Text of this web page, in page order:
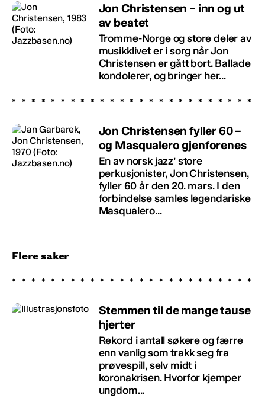
Jon Christensen – inn og ut
av beatet
Tromme-Norge og store deler av
musikklivet er i sorg når Jon
Christensen er gått bort. Ballade
kondolerer, og bringer her...
Jon Christensen fyller 60 –
og Masqualero gjenforenes
En av norsk jazz’ store
perkusjonister, Jon Christensen,
fyller 60 år den 20. mars. I den
forbindelse samles legendariske
Masqualero...
Flere saker
Stemmen til de mange tause
hjerter
Rekord i antall søkere og færre
enn vanlig som trakk seg fra
prøvespill, selv midt i
koronakrisen. Hvorfor kjemper
ungdom...